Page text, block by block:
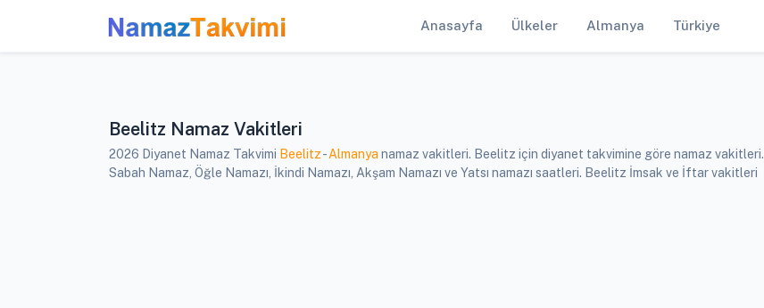
Anasayfa Ülkeler Almanya Türkiye
Beelitz Namaz Vakitleri
2026 Diyanet Namaz Takvimi Beelitz-Almanya namaz vakitleri. Beelitz için diyanet takvimine göre namaz vakitleri.
Sabah Namaz, Öğle Namazı, İkindi Namazı, Akşam Namazı ve Yatsı namazı saatleri. Beelitz İmsak ve İftar vakitleri